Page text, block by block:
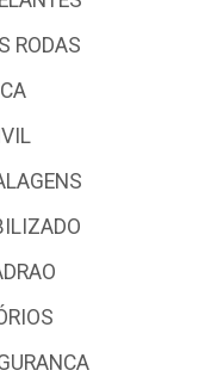
RODAS